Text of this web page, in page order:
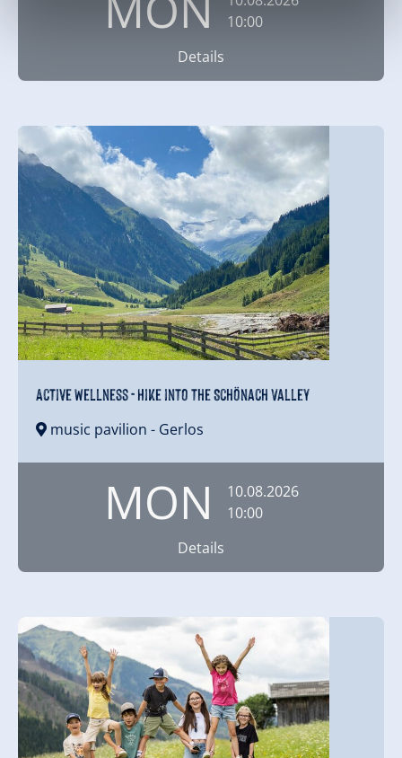
10:00
Details
Active Wellness - Hike into the Schönach Valley
music pavilion - Gerlos
MON
10.08.2026
10:00
Details